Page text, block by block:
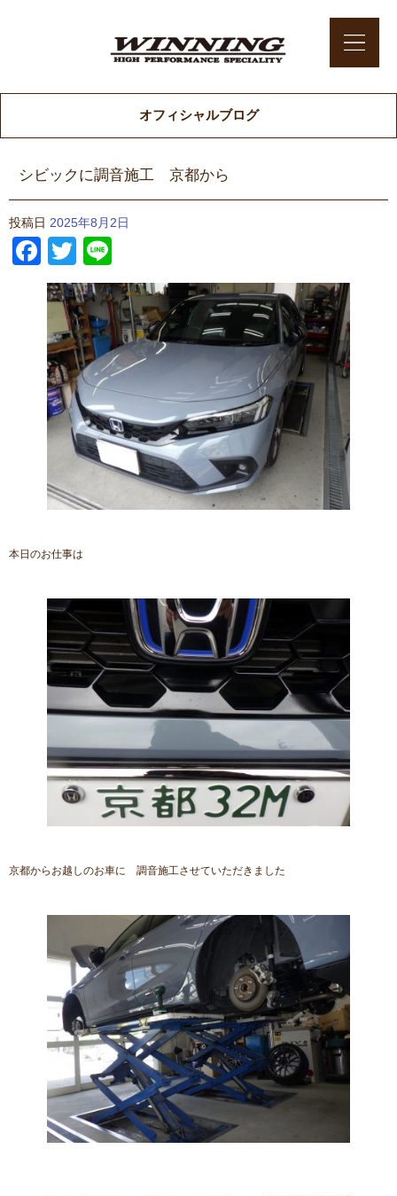
オフィシャルブログ
シビックに調音施工 京都から
投稿日 2025年8月2日
Facebook
Twitter
本日のお仕事は
京都からお越しのお車に 調音施工させていただきました